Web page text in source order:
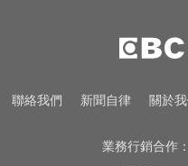
白海豚颱風移
時間拉長 北台
國一生持斷裂
聯絡我們 新聞自律 關於
業務行銷合作：